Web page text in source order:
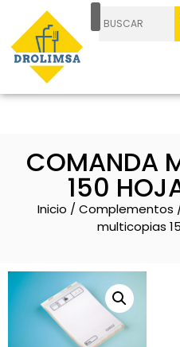
COMANDA
150
Inicio / Complementos
multicopias